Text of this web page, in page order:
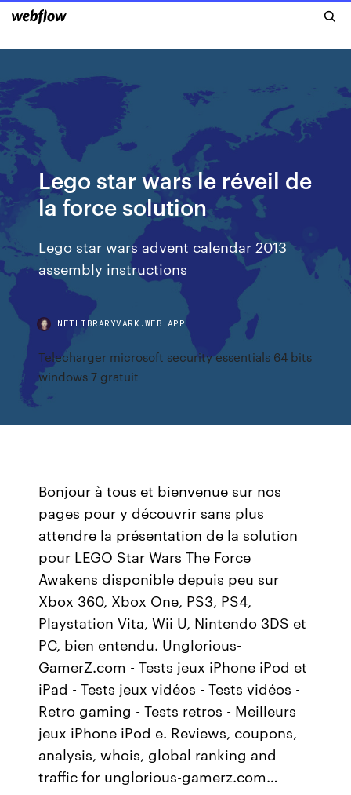
Lego star wars le réveil de
la force solution
Lego star wars advent calendar 2013
assembly instructions
NETLIBRARYVARK.WEB.APP
Telecharger microsoft security essentials 64 bits
windows 7 gratuit
Bonjour à tous et bienvenue sur nos
pages pour y découvrir sans plus
attendre la présentation de la solution
pour LEGO Star Wars The Force
Awakens disponible depuis peu sur
Xbox 360, Xbox One, PS3, PS4,
Playstation Vita, Wii U, Nintendo 3DS et
PC, bien entendu. Unglorious-
GamerZ.com - Tests jeux iPhone iPod et
iPad - Tests jeux vidéos - Tests vidéos -
Retro gaming - Tests retros - Meilleurs
jeux iPhone iPod e. Reviews, coupons,
analysis, whois, global ranking and
traffic for unglorious-gamerz.com…